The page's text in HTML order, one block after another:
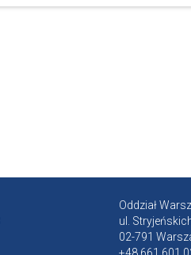
Oddział
ul.
02-791